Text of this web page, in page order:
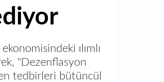
ılımlı
"Dezenflasyon
tedbirleri bütüncül